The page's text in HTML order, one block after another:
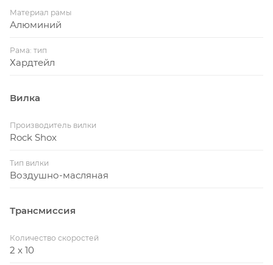
Материал рамы
Алюминий
Рама: тип
Хардтейл
Вилка
Производитель вилки
Rock Shox
Тип вилки
Воздушно-масляная
Трансмиссия
Количество скоростей
2 x 10